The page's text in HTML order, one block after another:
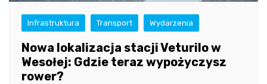
Infrastruktura Transport Wydarzenia
Nowa lokalizacja stacji Veturilo w
Wesołej: Gdzie teraz wypożyczysz
rower?